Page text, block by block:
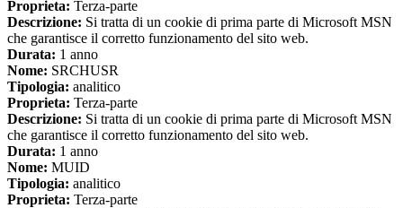
Proprieta: Terza-parte
Descrizione: Si tratta di un cookie di prima parte di Microsoft MSN
che garantisce il corretto funzionamento del sito web.
Durata: 1 anno
Nome: SRCHUSR
Tipologia: analitico
Proprieta: Terza-parte
Descrizione: Si tratta di un cookie di prima parte di Microsoft MSN
che garantisce il corretto funzionamento del sito web.
Durata: 1 anno
Nome: MUID
Tipologia: analitico
Proprieta: Terza-parte